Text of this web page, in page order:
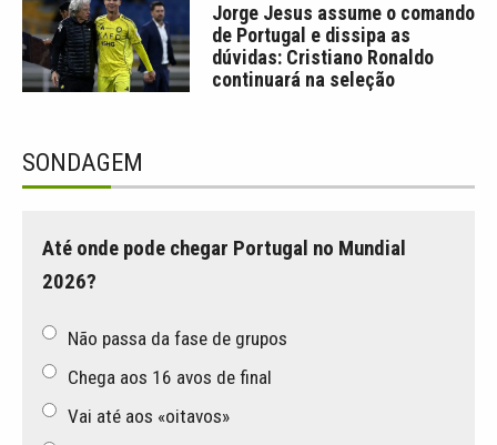
Jorge Jesus assume o comando
de Portugal e dissipa as
dúvidas: Cristiano Ronaldo
continuará na seleção
SONDAGEM
Até onde pode chegar Portugal no Mundial
2026?
Não passa da fase de grupos
Chega aos 16 avos de final
Vai até aos «oitavos»